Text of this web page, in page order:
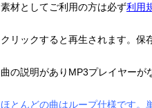
素材としてご利用の方は必ず利用
クリックすると再生されます。保
曲の説明がありMP3プレイヤーが
ほとんどの曲はループ仕様です。